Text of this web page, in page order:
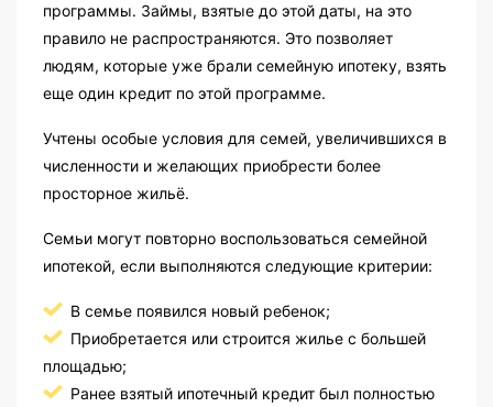
программы. Займы, взятые до этой даты, на это
правило не распространяются. Это позволяет
людям, которые уже брали семейную ипотеку, взять
еще один кредит по этой программе.
Учтены особые условия для семей, увеличившихся в
численности и желающих приобрести более
просторное жильё.
Семьи могут повторно воспользоваться семейной
ипотекой, если выполняются следующие критерии:
В семье появился новый ребенок;
Приобретается или строится жилье с большей
площадью;
Ранее взятый ипотечный кредит был полностью